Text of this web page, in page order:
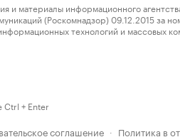
информационного агентства
(Роскомнадзор) 09.12.2015 за
технологий и
Ctrl + Enter
соглашение · Политика в